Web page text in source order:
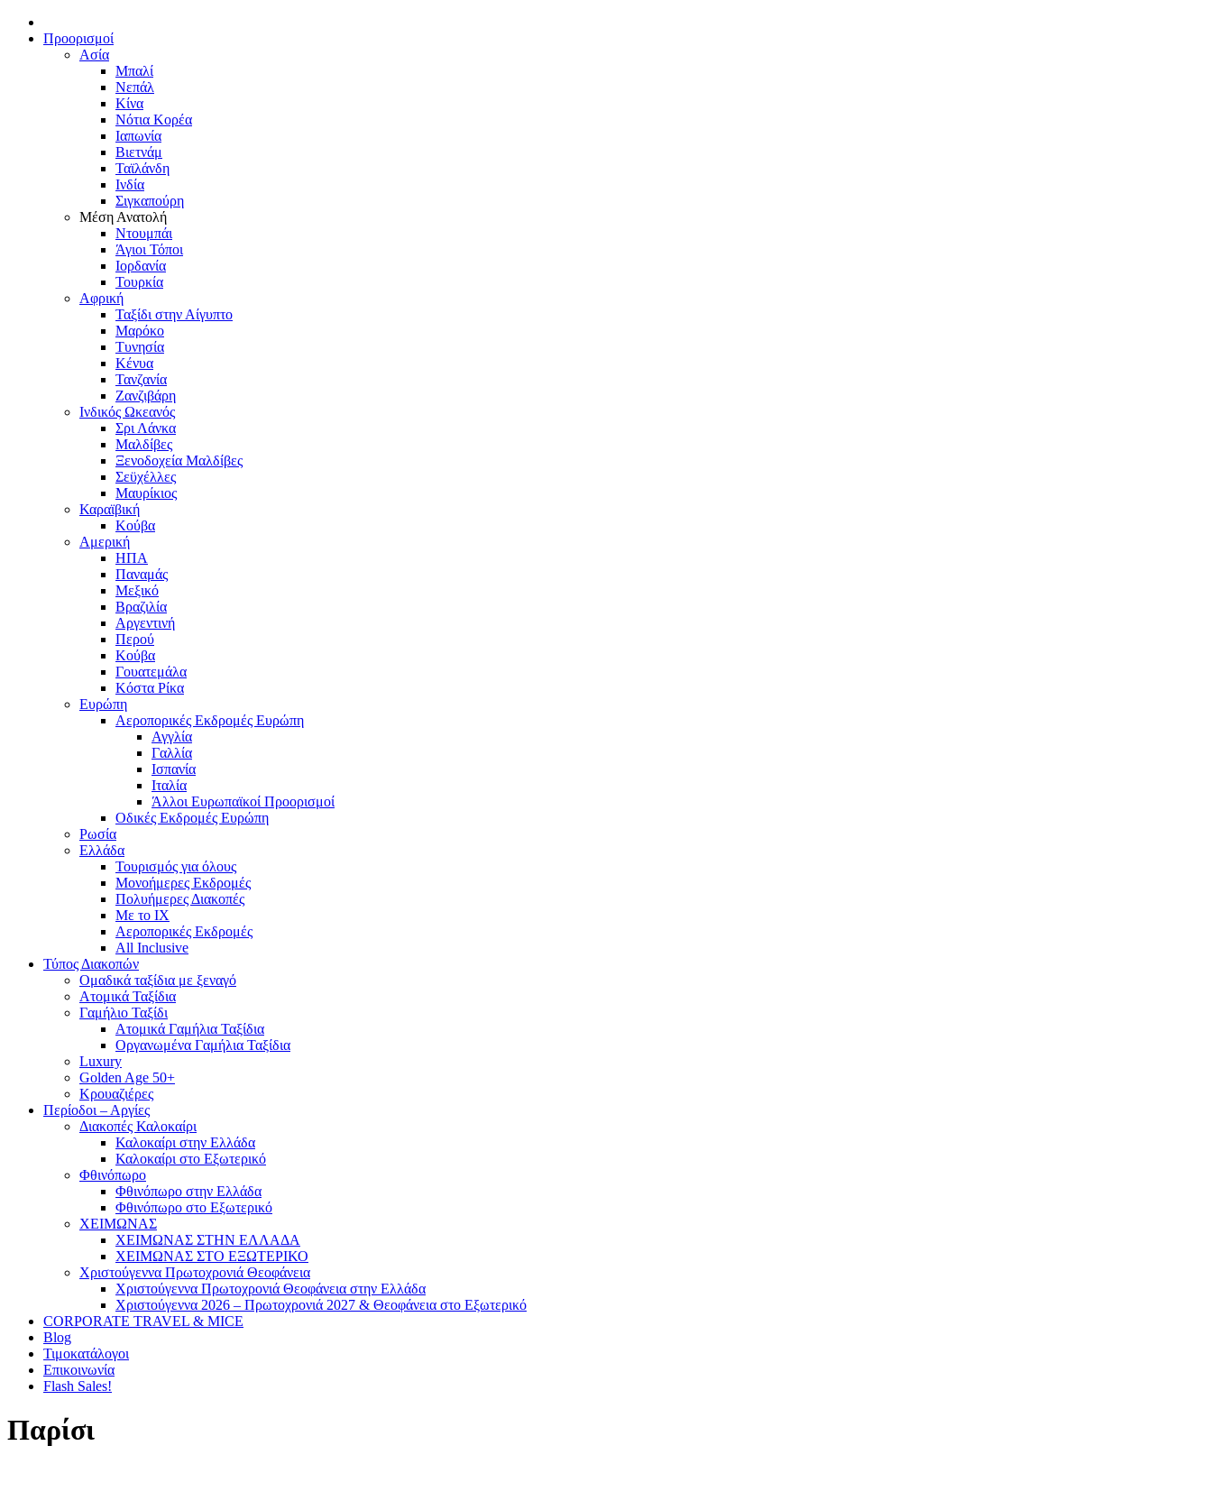
Προορισμοί
Ασία
Μπαλί
Νεπάλ
Κίνα
Νότια Κορέα
Ιαπωνία
Βιετνάμ
Ταϊλάνδη
Ινδία
Σιγκαπούρη
Μέση Ανατολή
Ντουμπάι
Άγιοι Τόποι
Ιορδανία
Τουρκία
Αφρική
Ταξίδι στην Αίγυπτο
Μαρόκο
Τυνησία
Κένυα
Τανζανία
Ζανζιβάρη
Ινδικός Ωκεανός
Σρι Λάνκα
Μαλδίβες
Ξενοδοχεία Μαλδίβες
Σεϋχέλλες
Μαυρίκιος
Καραϊβική
Κούβα
Αμερική
ΗΠΑ
Παναμάς
Μεξικό
Βραζιλία
Αργεντινή
Περού
Κούβα
Γουατεμάλα
Κόστα Ρίκα
Ευρώπη
Αεροπορικές Εκδρομές Ευρώπη
Αγγλία
Γαλλία
Ισπανία
Ιταλία
Άλλοι Ευρωπαϊκοί Προορισμοί
Οδικές Εκδρομές Ευρώπη
Ρωσία
Ελλάδα
Τουρισμός για όλους
Mονοήμερες Εκδρομές
Πολυήμερες Διακοπές
Με το ΙΧ
Αεροπορικές Εκδρομές
All Inclusive
Τύπος Διακοπών
Ομαδικά ταξίδια με ξεναγό
Ατομικά Ταξίδια
Γαμήλιο Ταξίδι
Ατομικά Γαμήλια Ταξίδια
Οργανωμένα Γαμήλια Ταξίδια
Luxury
Golden Age 50+
Κρουαζιέρες
Περίοδοι – Αργίες
Διακοπές Καλοκαίρι
Καλοκαίρι στην Ελλάδα
Καλοκαίρι στο Εξωτερικό
Φθινόπωρο
Φθινόπωρο στην Ελλάδα
Φθινόπωρο στο Εξωτερικό
ΧΕΙΜΩΝΑΣ
ΧΕΙΜΩΝΑΣ ΣΤΗΝ ΕΛΛΑΔΑ
ΧΕΙΜΩΝΑΣ ΣΤΟ ΕΞΩΤΕΡΙΚΟ
Χριστούγεννα Πρωτοχρονιά Θεοφάνεια
Χριστούγεννα Πρωτοχρονιά Θεοφάνεια στην Ελλάδα
Χριστούγεννα 2026 – Πρωτοχρονιά 2027 & Θεοφάνεια στο Εξωτερικό
CORPORATE TRAVEL & MICE
Blog
Τιμοκατάλογοι
Επικοινωνία
Flash Sales!
Παρίσι